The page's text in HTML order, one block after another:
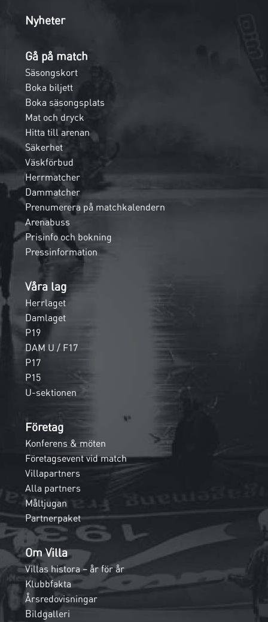
Nyheter
Gå på match
Säsongskort
Boka biljett
Boka säsongsplats
Mat och dryck
Hitta till arenan
Säkerhet
Väskförbud
Herrmatcher
Dammatcher
Prenumerera på matchkalendern
Arenabuss
Prisinfo och bokning
Pressinformation
Våra lag
Herrlaget
Damlaget
P19
DAM U / F17
P17
P15
U-sektionen
Företag
Konferens & möten
Företagsevent vid match
Villapartners
Alla partners
Måltjugan
Partnerpaket
Om Villa
Villas histora – år för år
Klubbfakta
Årsredovisningar
Bildgalleri